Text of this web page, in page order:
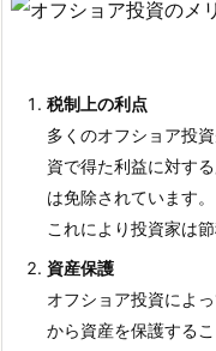
の
リ
ッ
ト
4.
オ
フ
シ
ョ
税制上の利点
多くのオフショア投
資で得た利益に対す
は免除されています。
これにより投資家は
資産保護
オフショア投資によ
から資産を保護するこ